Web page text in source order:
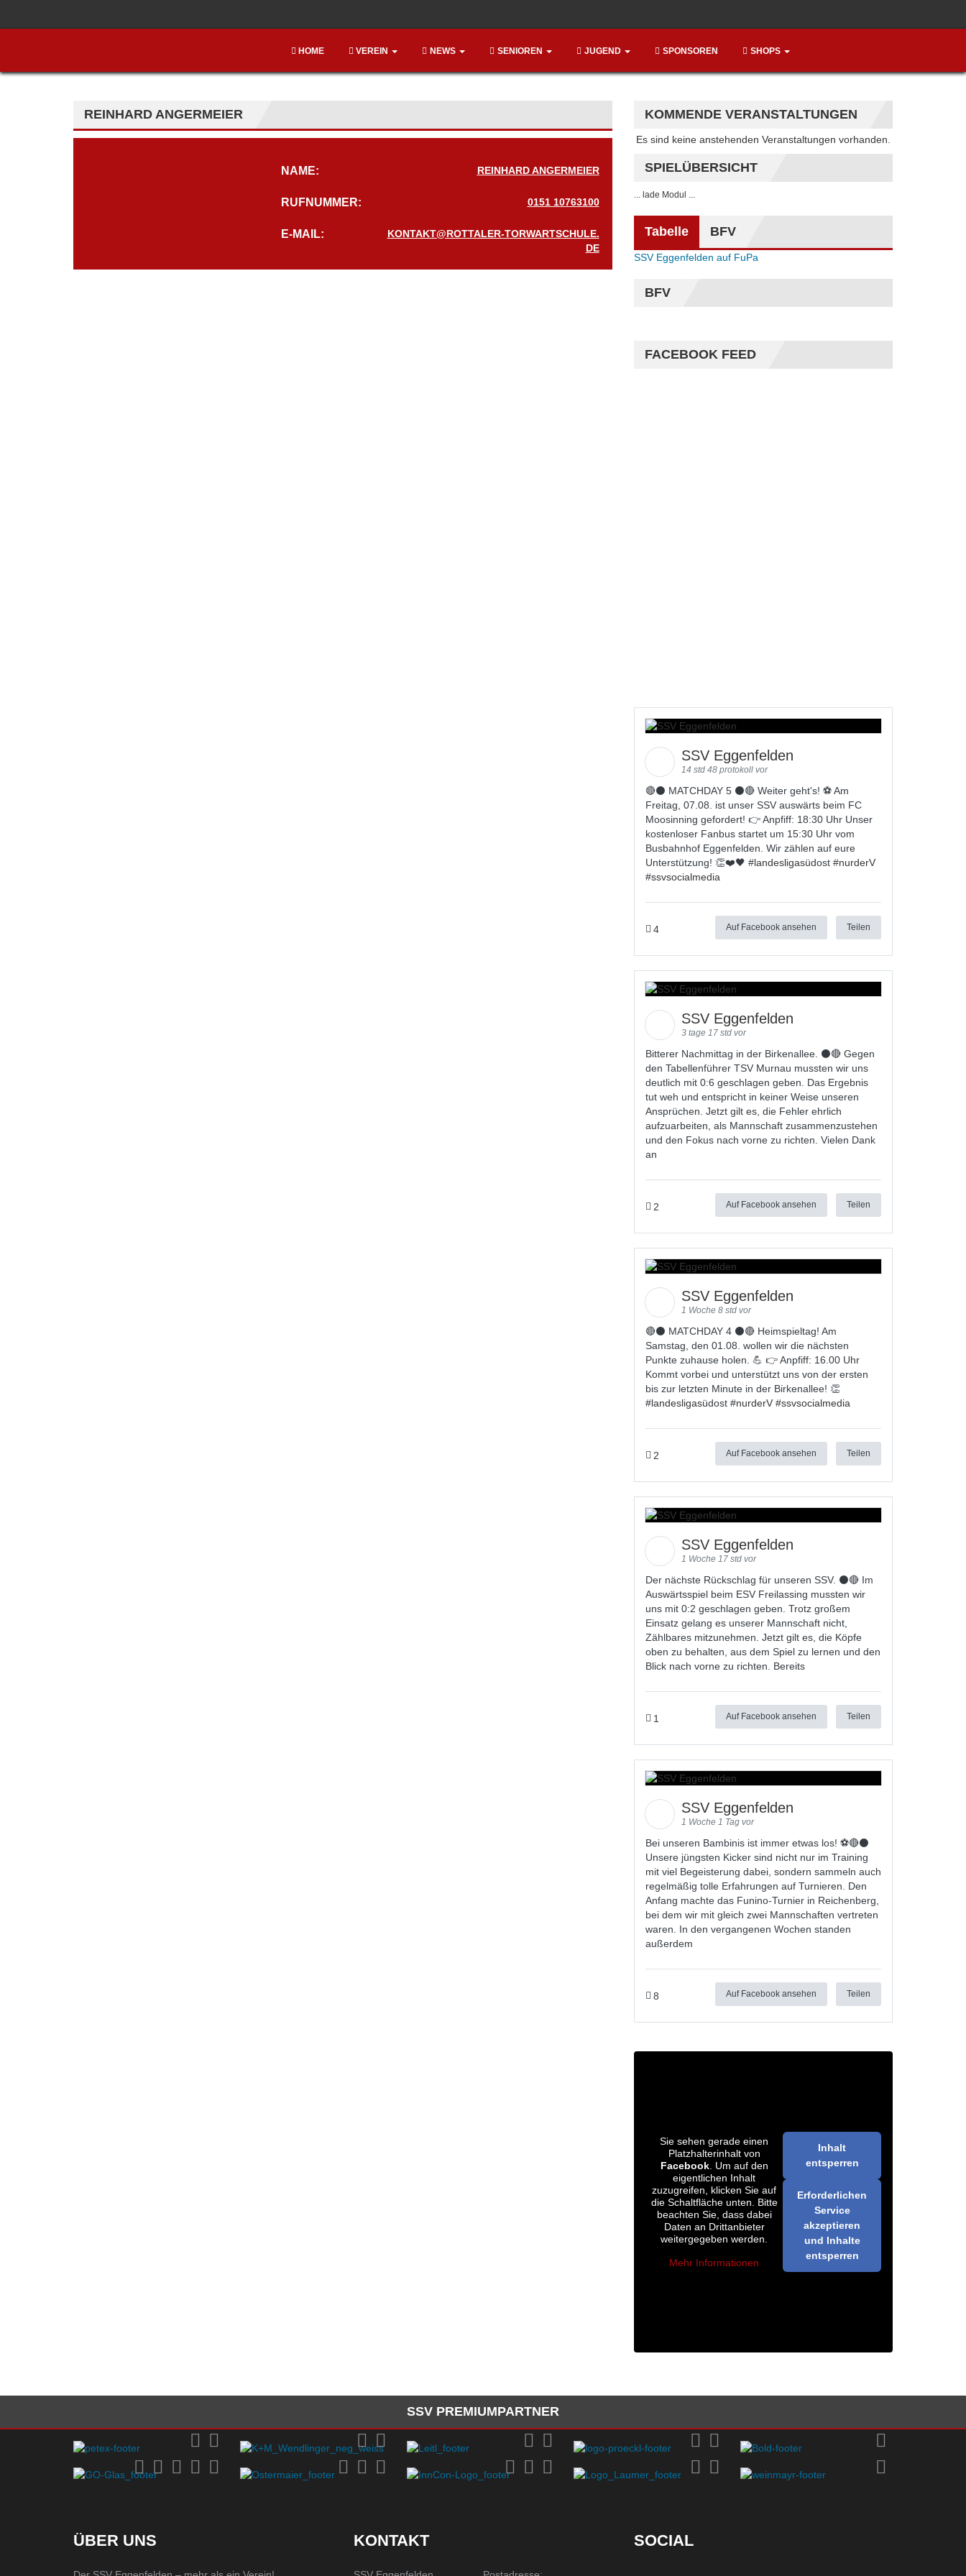
HOME VEREIN NEWS SENIOREN JUGEND SPONSOREN SHOPS
REINHARD ANGERMEIER
NAME: REINHARD ANGERMEIER
RUFNUMMER: 0151 10763100
E-MAIL:
KONTAKT@ROTTALER-TORWARTSCHULE.
DE
KOMMENDE VERANSTALTUNGEN
Hinweis
Es sind keine anstehenden Veranstaltungen vorhanden.
SPIELÜBERSICHT
... lade Modul ...
Tabelle BFV
SSV Eggenfelden auf FuPa
BFV
FACEBOOK FEED
SSV Eggenfelden
14 std 48 protokoll vor
🔴⚫️ MATCHDAY 5 ⚫️🔴 Weiter geht's! ⚽ Am
Freitag, 07.08. ist unser SSV auswärts beim FC
Moosinning gefordert! 👉 Anpfiff: 18:30 Uhr Unser
kostenloser Fanbus startet um 15:30 Uhr vom
Busbahnhof Eggenfelden. Wir zählen auf eure
Unterstützung! 👏❤️🖤 #landesligasüdost #nurderV
#ssvsocialmedia
4 Auf Facebook ansehen Teilen
SSV Eggenfelden
3 tage 17 std vor
Bitterer Nachmittag in der Birkenallee. ⚫🔴 Gegen
den Tabellenführer TSV Murnau mussten wir uns
deutlich mit 0:6 geschlagen geben. Das Ergebnis
tut weh und entspricht in keiner Weise unseren
Ansprüchen. Jetzt gilt es, die Fehler ehrlich
aufzuarbeiten, als Mannschaft zusammenzustehen
und den Fokus nach vorne zu richten. Vielen Dank
an
2 Auf Facebook ansehen Teilen
SSV Eggenfelden
1 Woche 8 std vor
🔴⚫ MATCHDAY 4 ⚫🔴 Heimspieltag! Am
Samstag, den 01.08. wollen wir die nächsten
Punkte zuhause holen. 💪 👉 Anpfiff: 16.00 Uhr
Kommt vorbei und unterstützt uns von der ersten
bis zur letzten Minute in der Birkenallee! 👏
#landesligasüdost #nurderV #ssvsocialmedia
2 Auf Facebook ansehen Teilen
SSV Eggenfelden
1 Woche 17 std vor
Der nächste Rückschlag für unseren SSV. ⚫🔴 Im
Auswärtsspiel beim ESV Freilassing mussten wir
uns mit 0:2 geschlagen geben. Trotz großem
Einsatz gelang es unserer Mannschaft nicht,
Zählbares mitzunehmen. Jetzt gilt es, die Köpfe
oben zu behalten, aus dem Spiel zu lernen und den
Blick nach vorne zu richten. Bereits
1 Auf Facebook ansehen Teilen
SSV Eggenfelden
1 Woche 1 Tag vor
Bei unseren Bambinis ist immer etwas los! ⚽️🔴⚫
Unsere jüngsten Kicker sind nicht nur im Training
mit viel Begeisterung dabei, sondern sammeln auch
regelmäßig tolle Erfahrungen auf Turnieren. Den
Anfang machte das Funino-Turnier in Reichenberg,
bei dem wir mit gleich zwei Mannschaften vertreten
waren. In den vergangenen Wochen standen
außerdem
8 Auf Facebook ansehen Teilen
Sie sehen gerade einen
Platzhalterinhalt von
Facebook. Um auf den
eigentlichen Inhalt
zuzugreifen, klicken Sie auf
die Schaltfläche unten. Bitte
beachten Sie, dass dabei
Daten an Drittanbieter
weitergegeben werden.
Mehr Informationen
Inhalt
entsperren
Erforderlichen
Service
akzeptieren
und Inhalte
entsperren
SSV PREMIUMPARTNER
ÜBER UNS KONTAKT SOCIAL